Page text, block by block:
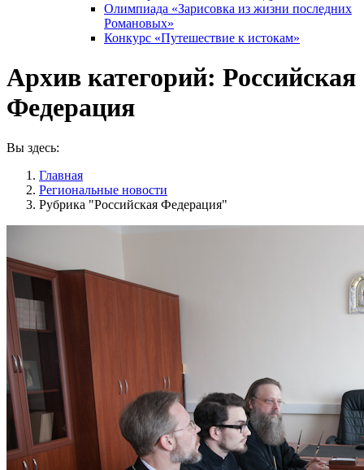
Олимпиада «Зарисовка из жизни последних
Романовых»
Конкурс «Путешествие к истокам»
Архив категорий: Российская
Федерация
Вы здесь:
Главная
Pегиональные новости
Рубрика "Российская Федерация"